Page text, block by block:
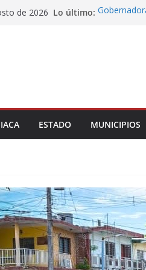
de 2026 Lo último:
Rocío
ESTADO MUNICIPIOS